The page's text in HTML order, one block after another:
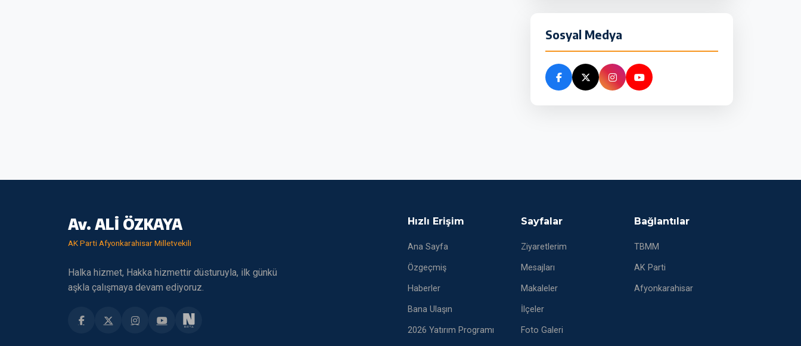
Sosyal Medya
Av. ALİ ÖZKAYA
AK Parti Afyonkarahisar Milletvekili
Halka hizmet, Hakka hizmettir düsturuyla, ilk günkü
aşkla çalışmaya devam ediyoruz.
Hızlı Erişim
Ana Sayfa
Özgeçmiş
Haberler
Bana Ulaşın
2026 Yatırım Programı
Sayfalar
Ziyaretlerim
Mesajları
Makaleler
İlçeler
Foto Galeri
Bağlantılar
TBMM
AK Parti
Afyonkarahisar